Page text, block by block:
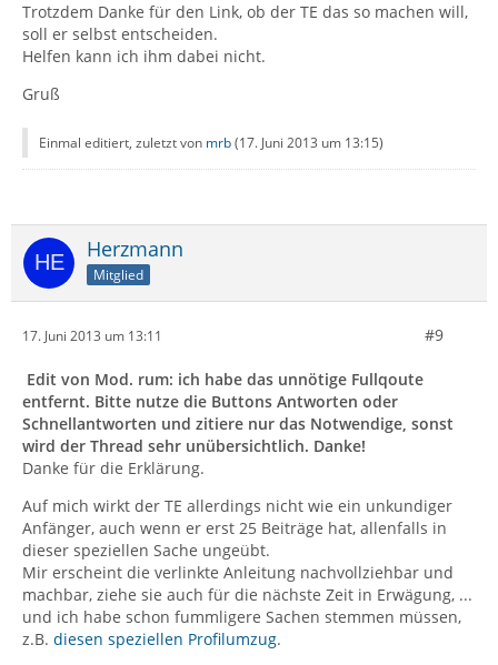
Trotzdem Danke für den Link, ob der TE das so machen will,
soll er selbst entscheiden.
Helfen kann ich ihm dabei nicht.
Gruß
Einmal editiert, zuletzt von mrb(17. Juni 2013 um 13:15)
Herzmann
Mitglied
17. Juni 2013 um 13:11 #9
Edit von Mod. rum: ich habe das unnötige Fullqoute
entfernt. Bitte nutze die Buttons Antworten oder
Schnellantworten und zitiere nur das Notwendige, sonst
wird der Thread sehr unübersichtlich. Danke!
Danke für die Erklärung.
Auf mich wirkt der TE allerdings nicht wie ein unkundiger
Anfänger, auch wenn er erst 25 Beiträge hat, allenfalls in
dieser speziellen Sache ungeübt.
Mir erscheint die verlinkte Anleitung nachvollziehbar und
machbar, ziehe sie auch für die nächste Zeit in Erwägung, ...
und ich habe schon fummligere Sachen stemmen müssen,
z.B. diesen speziellen Profilumzug.